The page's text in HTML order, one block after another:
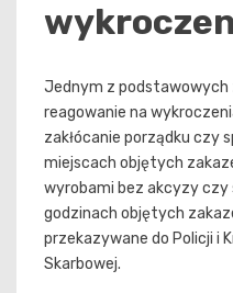
Jednym z podstawowych
reagowanie na
zakłócanie porządku czy
miejscach objętych
wyrobami bez akcyzy czy
godzinach objętych
przekazywane do Policji i
Skarbowej.